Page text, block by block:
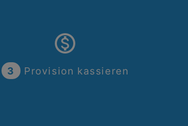
monetization_on
3 Provision kassieren